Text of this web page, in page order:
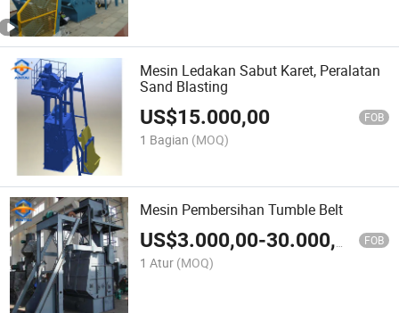
Mesin Ledakan Sabut Karet, Peralatan
Sand Blasting
US$15.000,00 FOB
1 Bagian (MOQ)
Mesin Pembersihan Tumble Belt
US$3.000,00-30.000,00 FOB
1 Atur (MOQ)